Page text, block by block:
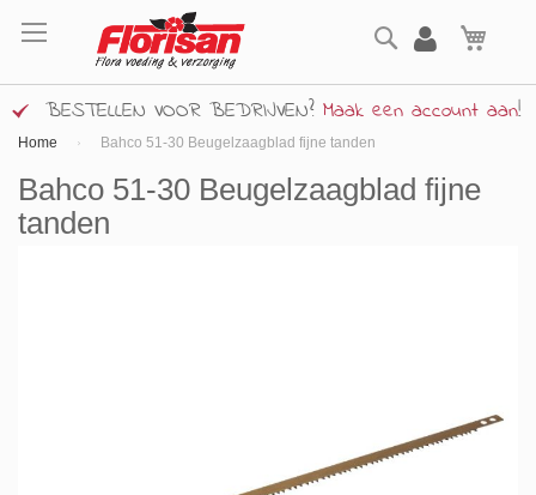
naar
inhoud
Zoek
BESTELLEN VOOR BEDRIJVEN? Maak een account aan!
Home Bahco 51-30 Beugelzaagblad fijne tanden
Bahco 51-30 Beugelzaagblad fijne
tanden